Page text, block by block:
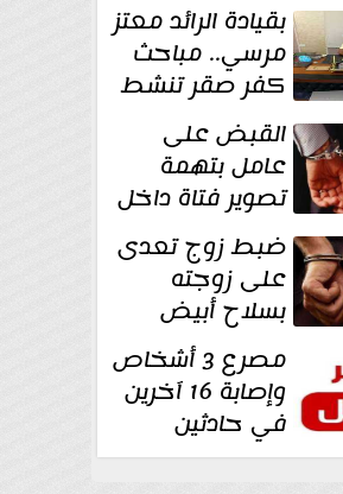
بقيادة الرائد معتز
مرسي.. مباحث
كفر صقر تنشط
بقوة وتوجه
القبض على
عامل بتهمة
تصوير فتاة داخل
غرفة تغيير
بمحل في...
ضبط زوج تعدى
على زوجته
بسلاح أبيض
وأصابها بجرح
الوجه... مصرع 3 أشخاص
وإصابة 16 آخرين
في حادثين
بالشرقية اليوم